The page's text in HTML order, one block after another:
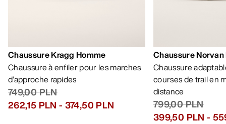
Chaussure Kragg Homme
Chaussure à enfiler pour les marches
d’approche rapides
749,00 PLN
262,15 PLN - 374,50 PLN
Chaussure
Chaussure
courses de trail en
distance
799,00 PLN
399,50 PLN -